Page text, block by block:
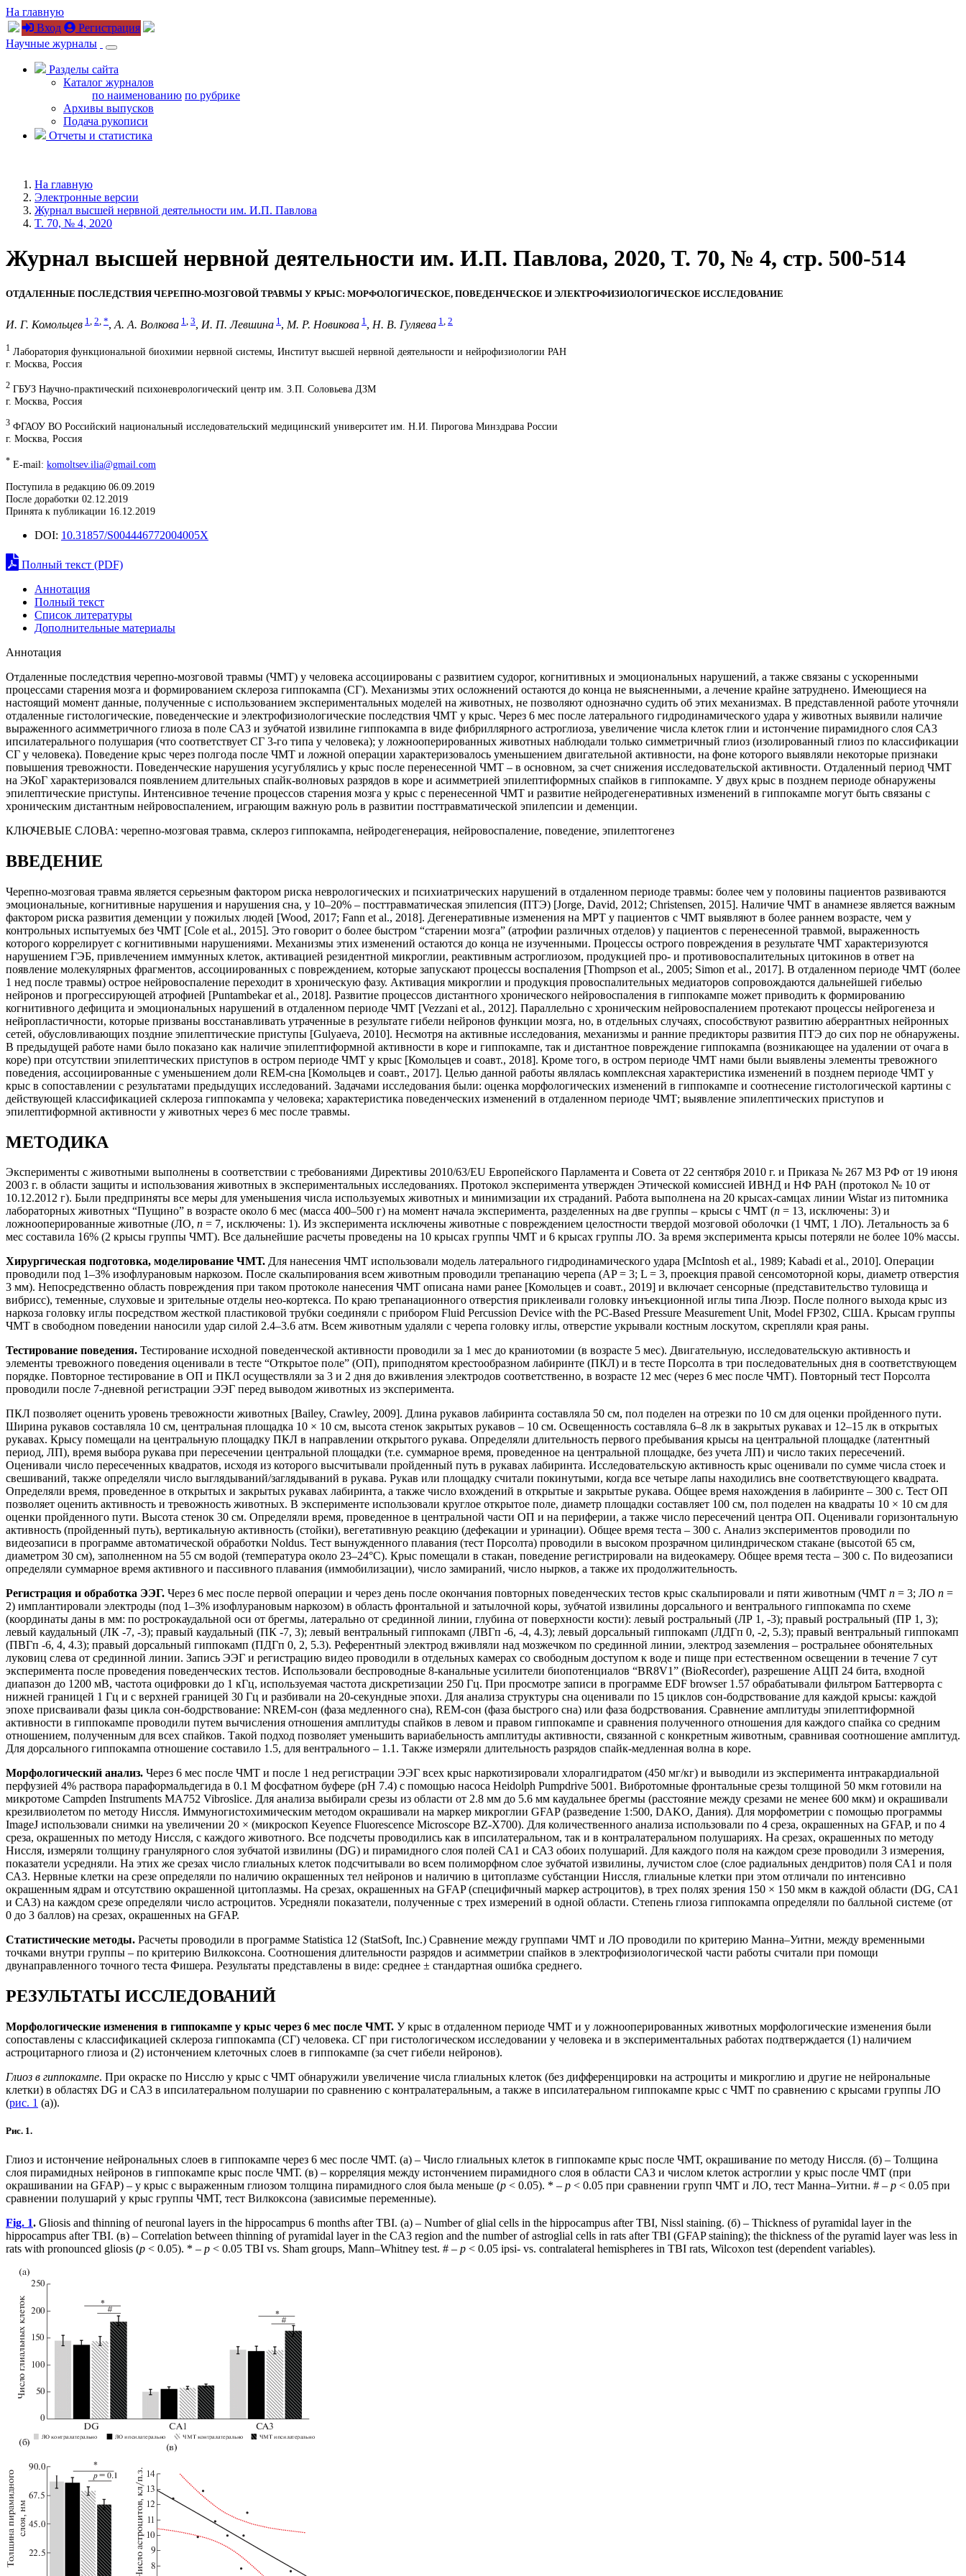
На главную
Вход
Регистрация
Научные журналы
Разделы сайта
Каталог журналов
по наименованию по рубрике
Архивы выпусков
Подача рукописи
Отчеты и статистика
На главную
Электронные версии
Журнал высшей нервной деятельности им. И.П. Павлова
T. 70, № 4, 2020
Журнал высшей нервной деятельности им. И.П. Павлова, 2020, T. 70, № 4, стр. 500-514
ОТДАЛЕННЫЕ ПОСЛЕДСТВИЯ ЧЕРЕПНО-МОЗГОВОЙ ТРАВМЫ У КРЫС: МОРФОЛОГИЧЕСКОЕ, ПОВЕДЕНЧЕСКОЕ И ЭЛЕКТРОФИЗИОЛОГИЧЕСКОЕ ИССЛЕДОВАНИЕ
И. Г. Комольцев 1 2 *, А. А. Волкова 1 3, И. П. Левшина 1 , М. Р. Новикова 1 , Н. В. Гуляева 1 2
1 Лаборатория функциональной биохимии нервной системы, Институт высшей нервной деятельности и нейрофизиологии РАН
г. Москва, Россия
2 ГБУЗ Научно-практический психоневрологический центр им. З.П. Соловьева ДЗМ
г. Москва, Россия
3 ФГАОУ ВО Российский национальный исследовательский медицинский университет им. Н.И. Пирогова Минздрава России
г. Москва, Россия
* E-mail: komoltsev.ilia@gmail.com
Поступила в редакцию 06.09.2019
После доработки 02.12.2019
Принята к публикации 16.12.2019
DOI: 10.31857/S004446772004005X
Полный текст (PDF)
Аннотация
Полный текст
Список литературы
Дополнительные материалы
Аннотация
Отдаленные последствия черепно-мозговой травмы (ЧМТ) у человека ассоциированы с развитием судорог, когнитивных и эмоциональных нарушений, а также связаны с ускоренными
процессами старения мозга и формированием склероза гиппокампа (СГ). Механизмы этих осложнений остаются до конца не выясненными, а лечение крайне затруднено. Имеющиеся на
настоящий момент данные, полученные с использованием экспериментальных моделей на животных, не позволяют однозначно судить об этих механизмах. В представленной работе уточняли
отдаленные гистологические, поведенческие и электрофизиологические последствия ЧМТ у крыс. Через 6 мес после латерального гидродинамического удара у животных выявили наличие
выраженного асимметричного глиоза в поле СА3 и зубчатой извилине гиппокампа в виде фибриллярного астроглиоза, увеличение числа клеток глии и истончение пирамидного слоя СА3
ипсилатерального полушария (что соответствует СГ 3-го типа у человека); у ложнооперированных животных наблюдали только симметричный глиоз (изолированный глиоз по классификации
СГ у человека). Поведение крыс через полгода после ЧМТ и ложной операции характеризовалось уменьшением двигательной активности, на фоне которого выявляли некоторые признаки
повышения тревожности. Поведенческие нарушения усугублялись у крыс после перенесенной ЧМТ – в основном, за счет снижения исследовательской активности. Отдаленный период ЧМТ
на ЭКоГ характеризовался появлением длительных спайк-волновых разрядов в коре и асимметрией эпилептиформных спайков в гиппокампе. У двух крыс в позднем периоде обнаружены
эпилептические приступы. Интенсивное течение процессов старения мозга у крыс с перенесенной ЧМТ и развитие нейродегенеративных изменений в гиппокампе могут быть связаны с
хроническим дистантным нейровоспалением, играющим важную роль в развитии посттравматической эпилепсии и деменции.
КЛЮЧЕВЫЕ СЛОВА: черепно-мозговая травма, склероз гиппокампа, нейродегенерация, нейровоспаление, поведение, эпилептогенез
ВВЕДЕНИЕ
Черепно-мозговая травма является серьезным фактором риска неврологических и психиатрических нарушений в отдаленном периоде травмы: более чем у половины пациентов развиваются
эмоциональные, когнитивные нарушения и нарушения сна, у 10–20% – посттравматическая эпилепсия (ПТЭ) [Jorge, David, 2012; Christensen, 2015]. Наличие ЧМТ в анамнезе является важным
фактором риска развития деменции у пожилых людей [Wood, 2017; Fann et al., 2018]. Дегенеративные изменения на МРТ у пациентов с ЧМТ выявляют в более раннем возрасте, чем у
контрольных испытуемых без ЧМТ [Cole et al., 2015]. Это говорит о более быстром “старении мозга” (атрофии различных отделов) у пациентов с перенесенной травмой, выраженность
которого коррелирует с когнитивными нарушениями. Механизмы этих изменений остаются до конца не изученными. Процессы острого повреждения в результате ЧМТ характеризуются
нарушением ГЭБ, привлечением иммунных клеток, активацией резидентной микроглии, реактивным астроглиозом, продукцией про- и противовоспалительных цитокинов в ответ на
появление молекулярных фрагментов, ассоциированных с повреждением, которые запускают процессы воспаления [Thompson et al., 2005; Simon et al., 2017]. В отдаленном периоде ЧМТ (более
1 нед после травмы) острое нейровоспаление переходит в хроническую фазу. Активация микроглии и продукция провоспалительных медиаторов сопровождаются дальнейшей гибелью
нейронов и прогрессирующей атрофией [Puntambekar et al., 2018]. Развитие процессов дистантного хронического нейровоспаления в гиппокампе может приводить к формированию
когнитивного дефицита и эмоциональных нарушений в отдаленном периоде ЧМТ [Vezzani et al., 2012]. Параллельно с хроническим нейровоспалением протекают процессы нейрогенеза и
нейропластичности, которые призваны восстанавливать утраченные в результате гибели нейронов функции мозга, но, в отдельных случаях, способствуют развитию аберрантных нейронных
сетей, обусловливающих поздние эпилептические приступы [Gulyaeva, 2010]. Несмотря на активные исследования, механизмы и ранние предикторы развития ПТЭ до сих пор не обнаружены.
В предыдущей работе нами было показано как наличие эпилептиформной активности в коре и гиппокампе, так и дистантное повреждение гиппокампа (возникающее на удалении от очага в
коре) при отсутствии эпилептических приступов в остром периоде ЧМТ у крыс [Комольцев и соавт., 2018]. Кроме того, в остром периоде ЧМТ нами были выявлены элементы тревожного
поведения, ассоциированные с уменьшением доли REM-сна [Комольцев и соавт., 2017]. Целью данной работы являлась комплексная характеристика изменений в позднем периоде ЧМТ у
крыс в сопоставлении с результатами предыдущих исследований. Задачами исследования были: оценка морфологических изменений в гиппокампе и соотнесение гистологической картины с
действующей классификацией склероза гиппокампа у человека; характеристика поведенческих изменений в отдаленном периоде ЧМТ; выявление эпилептических приступов и
эпилептиформной активности у животных через 6 мес после травмы.
МЕТОДИКА
Эксперименты с животными выполнены в соответствии с требованиями Директивы 2010/63/EU Европейского Парламента и Совета от 22 сентября 2010 г. и Приказа № 267 МЗ РФ от 19 июня
2003 г. в области защиты и использования животных в экспериментальных исследованиях. Протокол эксперимента утвержден Этической комиссией ИВНД и НФ РАН (протокол № 10 от
10.12.2012 г). Были предприняты все меры для уменьшения числа используемых животных и минимизации их страданий. Работа выполнена на 20 крысах-самцах линии Wistar из питомника
лабораторных животных “Пущино” в возрасте около 6 мес (масса 400–500 г) на момент начала эксперимента, разделенных на две группы – крысы с ЧМТ (n = 13, исключены: 3) и
ложнооперированные животные (ЛО, n = 7, исключены: 1). Из эксперимента исключены животные с повреждением целостности твердой мозговой оболочки (1 ЧМТ, 1 ЛО). Летальность за 6
мес составила 16% (2 крысы группы ЧМТ). Все дальнейшие расчеты проведены на 10 крысах группы ЧМТ и 6 крысах группы ЛО. За время эксперимента крысы потеряли не более 10% массы.
Хирургическая подготовка, моделирование ЧМТ. Для нанесения ЧМТ использовали модель латерального гидродинамического удара [McIntosh et al., 1989; Kabadi et al., 2010]. Операции
проводили под 1–3% изофлурановым наркозом. После скальпирования всем животным проводили трепанацию черепа (AP = 3; L = 3, проекция правой сенсомоторной коры, диаметр отверстия
3 мм). Непосредственно область повреждения при таком протоколе нанесения ЧМТ описана нами ранее [Комольцев и соавт., 2019] и включает сенсорные (представительство туловища и
вибрисс), теменные, слуховые и зрительные отделы нео-кортекса. По краю трепанационного отверстия приклеивали головку инъекционной иглы типа Люэр. После полного выхода крыс из
наркоза головку иглы посредством жесткой пластиковой трубки соединяли с прибором Fluid Percussion Device with the PC-Based Pressure Measurement Unit, Model FP302, США. Крысам группы
ЧМТ в свободном поведении наносили удар силой 2.4–3.6 атм. Всем животным удаляли с черепа головку иглы, отверстие укрывали костным лоскутом, скрепляли края раны.
Тестирование поведения. Тестирование исходной поведенческой активности проводили за 1 мес до краниотомии (в возрасте 5 мес). Двигательную, исследовательскую активность и
элементы тревожного поведения оценивали в тесте “Открытое поле” (ОП), приподнятом крестообразном лабиринте (ПКЛ) и в тесте Порсолта в три последовательных дня в соответствующем
порядке. Повторное тестирование в ОП и ПКЛ осуществляли за 3 и 2 дня до вживления электродов соответственно, в возрасте 12 мес (через 6 мес после ЧМТ). Повторный тест Порсолта
проводили после 7-дневной регистрации ЭЭГ перед выводом животных из эксперимента.
ПКЛ позволяет оценить уровень тревожности животных [Bailey, Crawley, 2009]. Длина рукавов лабиринта составляла 50 см, пол поделен на отрезки по 10 см для оценки пройденного пути.
Ширина рукавов составляла 10 см, центральная площадка 10 × 10 см, высота стенок закрытых рукавов – 10 см. Освещенность составляла 6–8 лк в закрытых рукавах и 12–15 лк в открытых
рукавах. Крысу помещали на центральную площадку ПКЛ в направлении открытого рукава. Определяли длительность первого пребывания крысы на центральной площадке (латентный
период, ЛП), время выбора рукава при пересечении центральной площадки (т.е. суммарное время, проведенное на центральной площадке, без учета ЛП) и число таких пересечений.
Оценивали число пересеченных квадратов, исходя из которого высчитывали пройденный путь в рукавах лабиринта. Исследовательскую активность крыс оценивали по сумме числа стоек и
свешиваний, также определяли число выглядываний/заглядываний в рукава. Рукав или площадку считали покинутыми, когда все четыре лапы находились вне соответствующего квадрата.
Определяли время, проведенное в открытых и закрытых рукавах лабиринта, а также число вхождений в открытые и закрытые рукава. Общее время нахождения в лабиринте – 300 с. Тест ОП
позволяет оценить активность и тревожность животных. В эксперименте использовали круглое открытое поле, диаметр площадки составляет 100 см, пол поделен на квадраты 10 × 10 см для
оценки пройденного пути. Высота стенок 30 см. Определяли время, проведенное в центральной части ОП и на периферии, а также число пересечений центра ОП. Оценивали горизонтальную
активность (пройденный путь), вертикальную активность (стойки), вегетативную реакцию (дефекации и уринации). Общее время теста – 300 с. Анализ экспериментов проводили по
видеозаписи в программе автоматической обработки Noldus. Тест вынужденного плавания (тест Порсолта) проводили в высоком прозрачном цилиндрическом стакане (высотой 65 см,
диаметром 30 см), заполненном на 55 см водой (температура около 23–24°С). Крыс помещали в стакан, поведение регистрировали на видеокамеру. Общее время теста – 300 с. По видеозаписи
определяли суммарное время активного и пассивного плавания (иммобилизации), число замираний, число нырков, а также их продолжительность.
Регистрация и обработка ЭЭГ. Через 6 мес после первой операции и через день после окончания повторных поведенческих тестов крыс скальпировали и пяти животным (ЧМТ n = 3; ЛО n =
2) имплантировали электроды (под 1–3% изофлурановым наркозом) в область фронтальной и затылочной коры, зубчатой извилины дорсального и вентрального гиппокампа по схеме
(координаты даны в мм: по рострокаудальной оси от брегмы, латерально от срединной линии, глубина от поверхности кости): левый ростральный (ЛР 1, -3); правый ростральный (ПР 1, 3);
левый каудальный (ЛК -7, -3); правый каудальный (ПК -7, 3); левый вентральный гиппокамп (ЛВГп -6, -4, 4.3); левый дорсальный гиппокамп (ЛДГп 0, -2, 5.3); правый вентральный гиппокамп
(ПВГп -6, 4, 4.3); правый дорсальный гиппокамп (ПДГп 0, 2, 5.3). Референтный электрод вживляли над мозжечком по срединной линии, электрод заземления – ростральнее обонятельных
луковиц слева от срединной линии. Запись ЭЭГ и регистрацию видео проводили в отдельных камерах со свободным доступом к воде и пище при естественном освещении в течение 7 сут
эксперимента после проведения поведенческих тестов. Использовали беспроводные 8-канальные усилители биопотенциалов “BR8V1” (BioRecorder), разрешение АЦП 24 бита, входной
диапазон до 1200 мВ, частота оцифровки до 1 кГц, используемая частота дискретизации 250 Гц. При просмотре записи в программе EDF browser 1.57 обрабатывали фильтром Баттерворта с
нижней границей 1 Гц и с верхней границей 30 Гц и разбивали на 20-секундные эпохи. Для анализа структуры сна оценивали по 15 циклов сон-бодрствование для каждой крысы: каждой
эпохе присваивали фазы цикла сон-бодрствование: NREM-сон (фаза медленного сна), REM-сон (фаза быстрого сна) или фаза бодрствования. Сравнение амплитуды эпилептиформной
активности в гиппокампе проводили путем вычисления отношения амплитуды спайков в левом и правом гиппокампе и сравнения полученного отношения для каждого спайка со средним
отношением, полученным для всех спайков. Такой подход позволяет уменьшить вариабельность амплитуды активности, связанной с конкретным животным, сравнивая соотношение амплитуд.
Для дорсального гиппокампа отношение составило 1.5, для вентрального – 1.1. Также измеряли длительность разрядов спайк-медленная волна в коре.
Морфологический анализ. Через 6 мес после ЧМТ и после 1 нед регистрации ЭЭГ всех крыс наркотизировали хлоралгидратом (450 мг/кг) и выводили из эксперимента интракардиальной
перфузией 4% раствора параформальдегида в 0.1 М фосфатном буфере (pH 7.4) с помощью насоса Heidolph Pumpdrive 5001. Вибротомные фронтальные срезы толщиной 50 мкм готовили на
микротоме Campden Instruments MA752 Vibroslice. Для анализа выбирали срезы из области от 2.8 мм до 5.6 мм каудальнее брегмы (расстояние между срезами не менее 600 мкм) и окрашивали
крезилвиолетом по методу Ниссля. Иммуногистохимическим методом окрашивали на маркер микроглии GFAP (разведение 1:500, DAKO, Дания). Для морфометрии с помощью программы
ImageJ использовали снимки на увеличении 20 × (микроскоп Keyence Fluorescence Microscope BZ-X700). Для количественного анализа использовали по 4 среза, окрашенных на GFAP, и по 4
среза, окрашенных по методу Ниссля, с каждого животного. Все подсчеты проводились как в ипсилатеральном, так и в контралатеральном полушариях. На срезах, окрашенных по методу
Ниссля, измеряли толщину гранулярного слоя зубчатой извилины (DG) и пирамидного слоя полей СА1 и СА3 обоих полушарий. Для каждого поля на каждом срезе проводили 3 измерения,
показатели усредняли. На этих же срезах число глиальных клеток подсчитывали во всем полиморфном слое зубчатой извилины, лучистом слое (слое радиальных дендритов) поля СА1 и поля
СА3. Нервные клетки на срезе определяли по наличию окрашенных тел нейронов и наличию в цитоплазме субстанции Ниссля, глиальные клетки при этом отличали по интенсивно
окрашенным ядрам и отсутствию окрашенной цитоплазмы. На срезах, окрашенных на GFAP (специфичный маркер астроцитов), в трех полях зрения 150 × 150 мкм в каждой области (DG, СА1
и СА3) на каждом срезе определяли число астроцитов. Усредняли показатели, полученные с трех измерений в одной области. Степень глиоза гиппокампа определяли по балльной системе (от
0 до 3 баллов) на срезах, окрашенных на GFAP.
Статистические методы. Расчеты проводили в программе Statistica 12 (StatSoft, Inc.) Сравнение между группами ЧМТ и ЛО проводили по критерию Манна–Уитни, между временными
точками внутри группы – по критерию Вилкоксона. Соотношения длительности разрядов и асимметрии спайков в электрофизиологической части работы считали при помощи
двунаправленного точного теста Фишера. Результаты представлены в виде: среднее ± стандартная ошибка среднего.
РЕЗУЛЬТАТЫ ИССЛЕДОВАНИЙ
Морфологические изменения в гиппокампе у крыс через 6 мес после ЧМТ. У крыс в отдаленном периоде ЧМТ и у ложнооперированных животных морфологические изменения были
сопоставлены с классификацией склероза гиппокампа (СГ) человека. СГ при гистологическом исследовании у человека и в экспериментальных работах подтверждается (1) наличием
астроцитарного глиоза и (2) истончением клеточных слоев в гиппокампе (за счет гибели нейронов).
Глиоз в гиппокампе. При окраске по Нисслю у крыс с ЧМТ обнаружили увеличение числа глиальных клеток (без дифференцировки на астроциты и микроглию и другие не нейрональные
клетки) в областях DG и CA3 в ипсилатеральном полушарии по сравнению с контралатеральным, а также в ипсилатеральном гиппокампе крыс с ЧМТ по сравнению с крысами группы ЛО
(рис. 1 (а)).
Рис. 1.
Глиоз и истончение нейрональных слоев в гиппокампе через 6 мес после ЧМТ. (а) – Число глиальных клеток в гиппокампе крыс после ЧМТ, окрашивание по методу Ниссля. (б) – Толщина
слоя пирамидных нейронов в гиппокампе крыс после ЧМТ. (в) – корреляция между истончением пирамидного слоя в области СА3 и числом клеток астроглии у крыс после ЧМТ (при
окрашивании на GFAP) – у крыс с выраженным глиозом толщина пирамидного слоя была меньше (р < 0.05). * – p < 0.05 при сравнении групп ЧМТ и ЛО, тест Манна–Уитни. # – p < 0.05 при
сравнении полушарий у крыс группы ЧМТ, тест Вилкоксона (зависимые переменные).
Fig. 1. Gliosis and thinning of neuronal layers in the hippocampus 6 months after TBI. (а) – Number of glial cells in the hippocampus after TBI, Nissl staining. (б) – Thickness of pyramidal layer in the
hippocampus after TBI. (в) – Correlation between thinning of pyramidal layer in the CA3 region and the number of astroglial cells in rats after TBI (GFAP staining); the thickness of the pyramid layer was less in
rats with pronounced gliosis (p < 0.05). * – p < 0.05 TBI vs. Sham groups, Mann–Whitney test. # – p < 0.05 ipsi- vs. contralateral hemispheres in TBI rats, Wilcoxon test (dependent variables).